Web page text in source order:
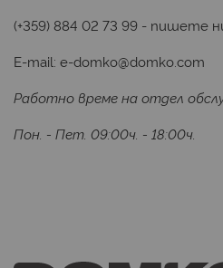
(+359) 884 02 73 99 - пишете
E-mail: e-domko@domko.com
Работно време на отдел
Пон. - Пет. 09:00ч. - 18:00ч.